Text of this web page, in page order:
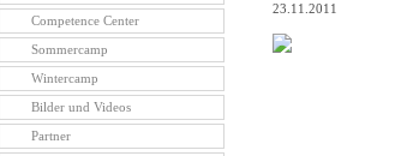
Competence Center
Sommercamp
Wintercamp
Bilder und Videos
Partner
23.11.2011